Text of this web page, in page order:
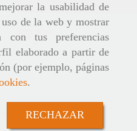
la usabilidad de
de la web y mostrar
con tus preferencias
elaborado a partir de
(por ejemplo, páginas
.
RECHAZAR